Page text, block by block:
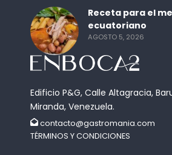
Edificio P&G, Calle Altagracia,
Miranda, Venezuela.
contacto@gastromania.com
TÉRMINOS Y CONDICIONES
Receta para el
ecuatoriano
AGOSTO 5, 2026